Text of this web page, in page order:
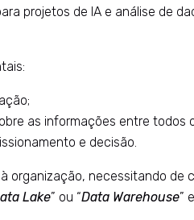
projetos de IA e análise de
as informações entre todos
e decisão.
organização, necessitando de
Lake” ou “Data Warehouse”